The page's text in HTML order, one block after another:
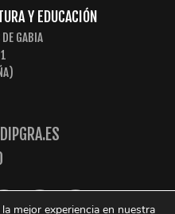
Y EDUCACIÓN
DE GABIA
mejor experiencia en nuestra